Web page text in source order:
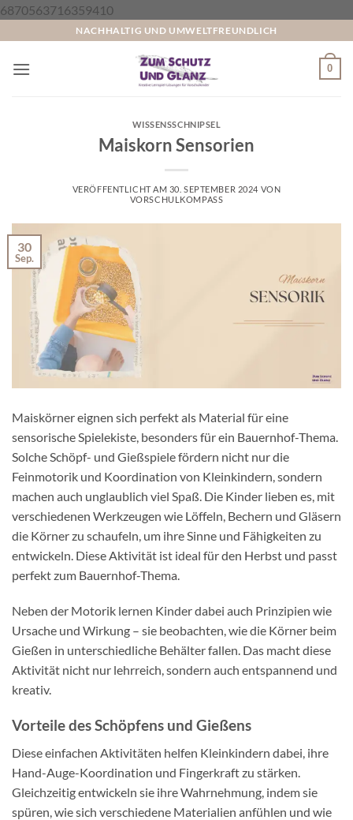
6870563716359410Zum
Inhalt
NACHHALTIG UND UMWELTFREUNDLICH
0
WISSENSSCHNIPSEL
Maiskorn Sensorien
VERÖFFENTLICHT AM 30. SEPTEMBER 2024 VON
VORSCHULKOMPASS
30
Sep.
Maiskörner eignen sich perfekt als Material für eine
sensorische Spielekiste, besonders für ein Bauernhof-Thema.
Solche Schöpf- und Gießspiele fördern nicht nur die
Feinmotorik und Koordination von Kleinkindern, sondern
machen auch unglaublich viel Spaß. Die Kinder lieben es, mit
verschiedenen Werkzeugen wie Löffeln, Bechern und Gläsern
die Körner zu schaufeln, um ihre Sinne und Fähigkeiten zu
entwickeln. Diese Aktivität ist ideal für den Herbst und passt
perfekt zum Bauernhof-Thema
Neben der Motorik lernen Kinder dabei auch Prinzipien wie
Ursache und Wirkung – sie beobachten, wie die Körner beim
Gießen in unterschiedliche Behälter fallen. Das macht diese
Aktivität nicht nur lehrreich, sondern auch entspannend und
kreativ.
Vorteile des Schöpfens und Gießens
Diese einfachen Aktivitäten helfen Kleinkindern dabei, ihre
Hand-Auge-Koordination und Fingerkraft zu stärken.
Gleichzeitig entwickeln sie ihre Wahrnehmung, indem sie
spüren, wie sich verschiedene Materialien anfühlen und wie